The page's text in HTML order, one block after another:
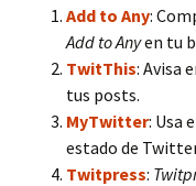
Add to Any:
Add to Anyen tu
TwitThis: Avisa
tus posts.
MyTwitter: Usa
estado de
Twitpress: